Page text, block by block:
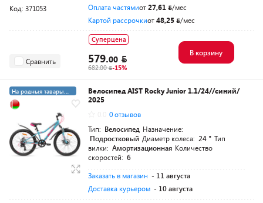
Код: 371053 Оплата частямиот27,61
/мес
Картой рассрочкиот48,25 /мес
Сравнить
Суперцена
579.00
682.00 -15%
В корзину
На родныя тавары
4%
Велосипед AIST Rocky Junior 1.1/24//синий/
2025
0 отзывов
Тип: Велосипед Назначение:
Подростковый Диаметр колеса: 24 " Тип
вилки: Амортизационная Количество
скоростей: 6
Заказать в магазин - 11 августа
Доставка курьером - 10 августа